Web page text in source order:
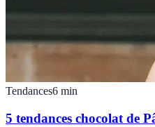
Tendances6 min
5 tendances chocolat de